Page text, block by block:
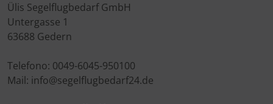
Ülis Segelflugbedarf GmbH
Untergasse 1
63688 Gedern
Telefono: 0049-6045-950100
Mail: info@segelflugbedarf24.de